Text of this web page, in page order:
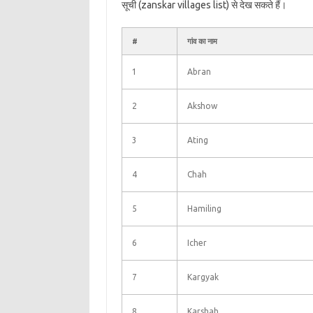
सूची (zanskar villages list) से देख सकते हैं।
# गांव का नाम
1 Abran
2 Akshow
3 Ating
4 Chah
5 Hamiling
6 Icher
7 Kargyak